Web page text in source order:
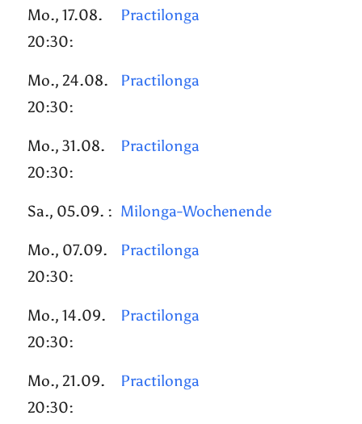
Mo., 17.08.
20:30:
Practilonga
Mo., 24.08.
20:30:
Practilonga
Mo., 31.08.
20:30:
Practilonga
Sa., 05.09. : Milonga-Wochenende
Mo., 07.09.
20:30:
Practilonga
Mo., 14.09.
20:30:
Practilonga
Mo., 21.09.
20:30:
Practilonga